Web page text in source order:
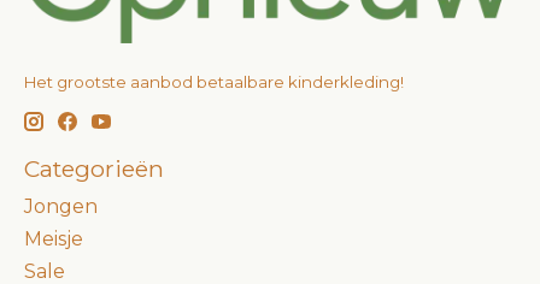
Het grootste aanbod betaalbare kinderkleding!
Categorieën
Jongen
Meisje
Sale